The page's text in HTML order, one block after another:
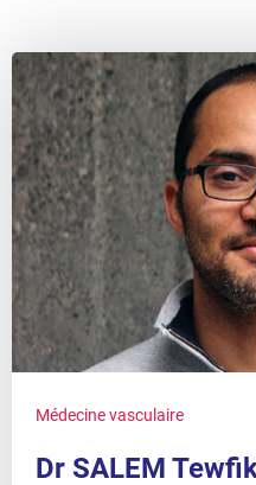
de
la
recherche
Médecine vasculaire
Dr SALEM